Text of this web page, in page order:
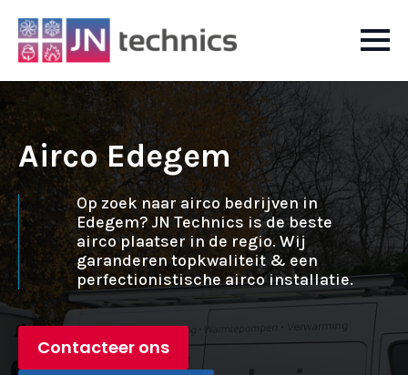
Airco Edegem
Op zoek naar airco bedrijven in
Edegem? JN Technics is de beste
airco plaatser in de regio. Wij
garanderen topkwaliteit & een
perfectionistische airco installatie.
Contacteer ons